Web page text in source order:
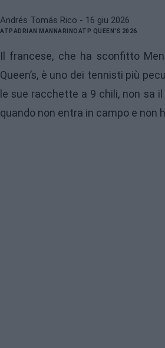
Andrés Tomás Rico - 16 giu 2026
ATPADRIAN MANNARINOATP QUEEN'S 2026
Il francese, che ha sconfitto
Queen’s, è uno dei tennisti più
le sue racchette a 9 chili, non sa
quando non entra in campo e non